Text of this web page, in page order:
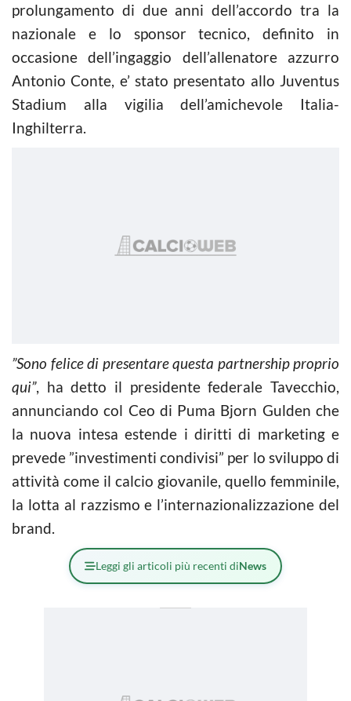
prolungamento di due anni dell’accordo tra la
nazionale e lo sponsor tecnico, definito in
occasione dell’ingaggio dell’allenatore azzurro
Antonio Conte, e’ stato presentato allo Juventus
Stadium alla vigilia dell’amichevole Italia-
Inghilterra.
”Sono felice di presentare questa partnership proprio
qui”, ha detto il presidente federale Tavecchio,
annunciando col Ceo di Puma Bjorn Gulden che
la nuova intesa estende i diritti di marketing e
prevede ”investimenti condivisi” per lo sviluppo di
attività come il calcio giovanile, quello femminile,
la lotta al razzismo e l’internazionalizzazione del
brand.
Leggi gli articoli più recenti diNews